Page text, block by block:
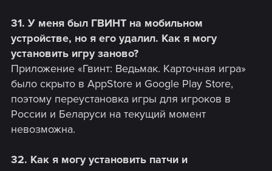
31. У меня был ГВИНТ на мобильном
устройстве, но я его удалил. Как я могу
установить игру заново?
Приложение «Гвинт: Ведьмак. Карточная игра»
было скрыто в AppStore и Google Play Store,
поэтому переустановка игры для игроков в
России и Беларуси на текущий момент
невозможна.
32. Как я могу установить патчи и